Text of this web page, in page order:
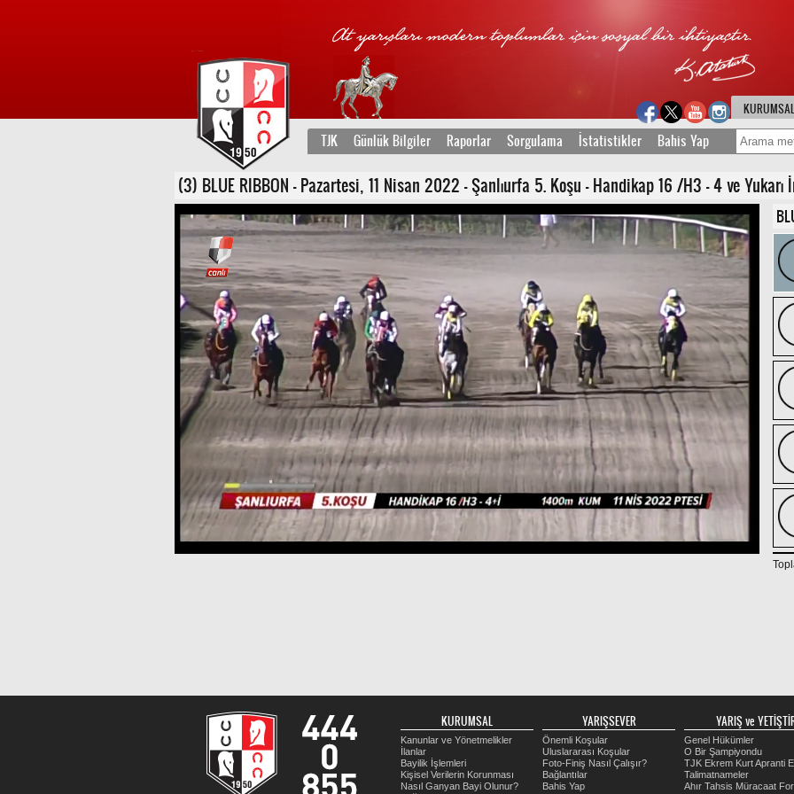
KURUMSAL
TJK Günlük Bilgiler Raporlar Sorgulama İstatistikler Bahis Yap
(3) BLUE RIBBON - Pazartesi, 11 Nisan 2022 - Şanlıurfa 5. Koşu - Handikap 16 /H3 - 4 ve
KURUMSAL
Kanunlar ve Yönetmelikler
İlanlar
Bayilik İşlemleri
Kişisel Verilerin Korunması
Nasıl Ganyan Bayi Olunur?
YARIŞSEVER
Önemli Koşular
Uluslararası Koşular
Foto-Finiş Nasıl Çalışır?
Bağlantılar
Bahis Yap
YARIŞ ve
Genel Hükümler
O Bir Şampiyondu
TJK Ekrem Kurt Apranti
Talimatnameler
Ahır Tahsis Müracaat